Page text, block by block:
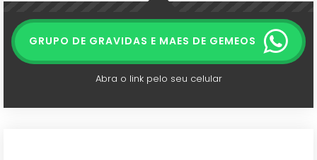
GRUPO DE GRAVIDAS E MAES DE GEMEOS
Abra o link pelo seu celular